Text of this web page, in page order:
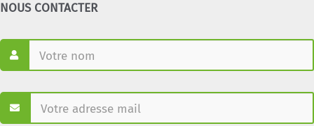
NOUS CONTACTER